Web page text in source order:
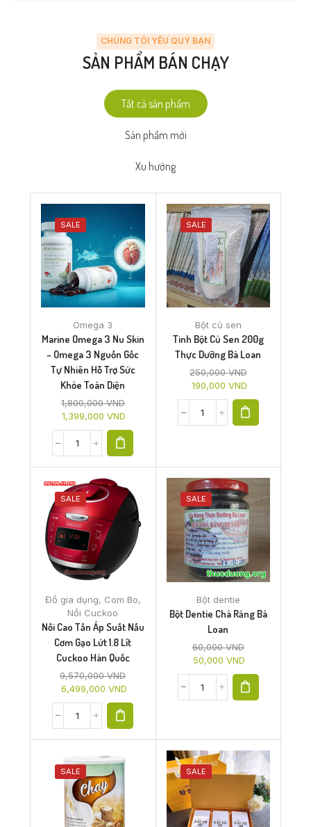
CHÚNG TÔI YÊU QUÝ BẠN
SẢN PHẨM BÁN CHẠY
Tất cả sản phẩm
Sản phẩm mới
Xu hướng
SALE
Omega 3
Marine Omega 3 Nu Skin
– Omega 3 Nguồn Gốc
Tự Nhiên Hỗ Trợ Sức
Khỏe Toàn Diện
1,800,000VND
1,399,000VND
SALE
Bột củ sen
Tinh Bột Củ Sen 200g
Thực Dưỡng Bà Loan
250,000VND
190,000 VND
SALE
Đồ gia dụng, Com Bo,
Nồi Cuckoo
Nồi Cao Tần Áp Suất Nấu
Cơm Gạo Lứt 1.8 Lít
Cuckoo Hàn Quốc
9,570,000VND
6,499,000 VND
SALE
Bột dentie
Bột Dentie Chà Răng Bà
Loan
60,000VND
50,000VND
SALE SALE